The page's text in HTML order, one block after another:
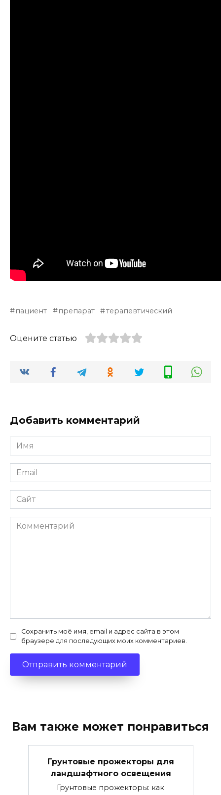
пациент препарат терапевтический
Оцените статью
Добавить комментарий
Имя
*
Email
*
Сайт
Комментарий
Сохранить моё имя, email и адрес сайта в этом
браузере для последующих моих комментариев.
Вам также может понравиться
Грунтовые прожекторы для
ландшафтного освещения
Грунтовые прожекторы: как